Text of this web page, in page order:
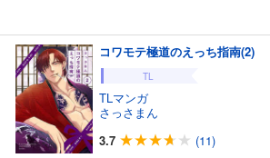
コワモテ極道のえっち指南(2)
TL
TLマンガ
さっさまん
3.7
(11)